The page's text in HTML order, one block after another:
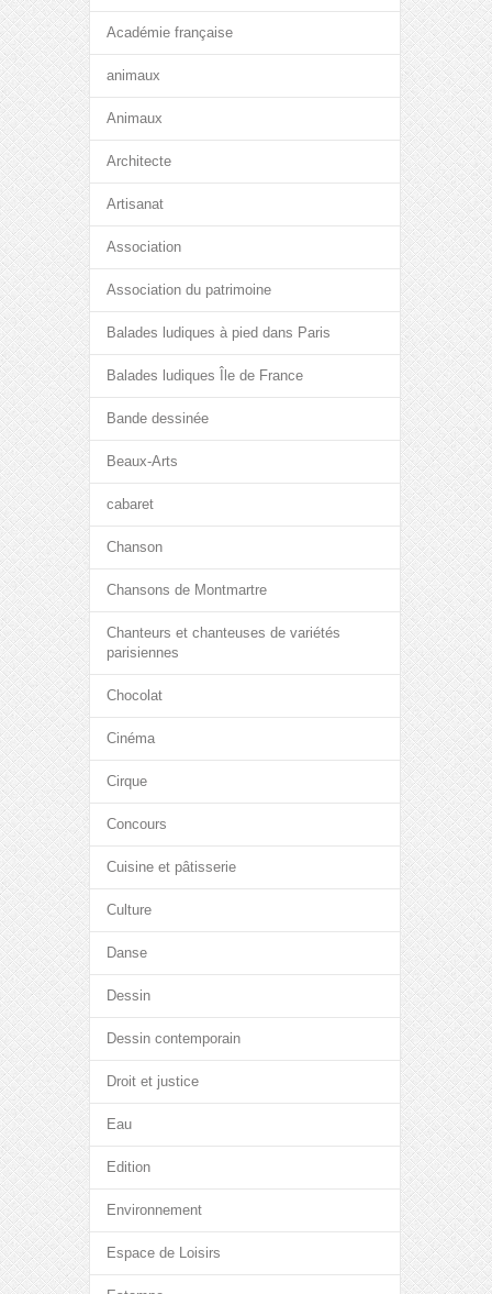
Académie française
animaux
Animaux
Architecte
Artisanat
Association
Association du patrimoine
Balades ludiques à pied dans Paris
Balades ludiques Île de France
Bande dessinée
Beaux-Arts
cabaret
Chanson
Chansons de Montmartre
Chanteurs et chanteuses de variétés
parisiennes
Chocolat
Cinéma
Cirque
Concours
Cuisine et pâtisserie
Culture
Danse
Dessin
Dessin contemporain
Droit et justice
Eau
Edition
Environnement
Espace de Loisirs